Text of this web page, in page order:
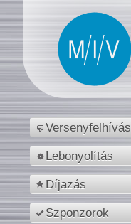
Versenyfelhívás
Lebonyolítás
Díjazás
Szponzorok